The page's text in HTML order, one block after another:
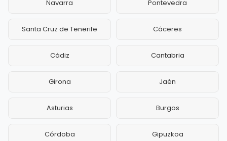
Navarra Pontevedra
Santa Cruz de Tenerife Cáceres
Cádiz Cantabria
Girona Jaén
Asturias Burgos
Córdoba Gipuzkoa